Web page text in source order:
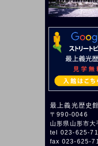
最上義光歴史
〒990-0046
山形県山形市
tel 023-625-
fax 023-625-